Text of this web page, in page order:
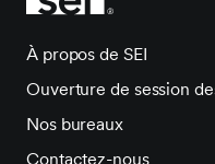
À propos de SEI
Ouverture de session
Nos bureaux
Contactez-nous